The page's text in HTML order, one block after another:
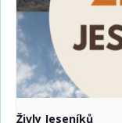
Živly Jeseníků